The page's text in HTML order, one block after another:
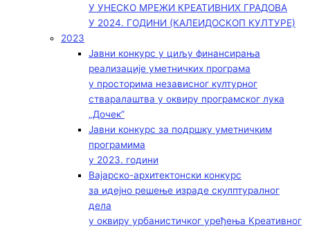
У УНЕСКО МРЕЖИ КРЕАТИВНИХ ГРАДОВА
У 2024. ГОДИНИ (КАЛЕИДОСКОП КУЛТУРЕ)
2023
Јавни конкурс у циљу финансирања
реализације уметничких програма
у просторима независног културног
стваралаштва у оквиру програмског лука
„Дочек”
Јавни конкурс за подршку уметничким
програмима
у 2023. години
Вајарско-архитектонски конкурс
за идејно решење израде скулптуралног
дела
у оквиру урбанистичког уређења Креативног